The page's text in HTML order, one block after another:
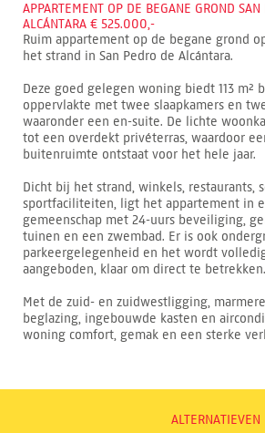
APPARTEMENT OP DE BEGANE GROND SAN
ALCÁNTARA € 525.000,-
Ruim appartement op de begane grond
het strand in San Pedro de Alcántara.
Deze goed gelegen woning biedt 113 m²
oppervlakte met twee slaapkamers en
waaronder een en-suite. De lichte
tot een overdekt privéterras, waardoor
buitenruimte ontstaat voor het hele jaar.
Dicht bij het strand, winkels, restaurants,
sportfaciliteiten, ligt het appartement in
gemeenschap met 24-uurs beveiliging,
tuinen en een zwembad. Er is ook
parkeergelegenheid en het wordt
aangeboden, klaar om direct te betrekken.
Met de zuid- en zuidwestligging,
beglazing, ingebouwde kasten en
woning comfort, gemak en een sterke
ALTERNATIEVEN